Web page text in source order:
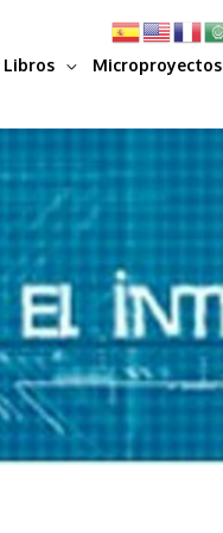
Libros Microproyectos